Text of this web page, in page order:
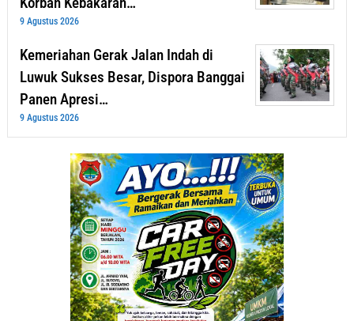
9 Agustus 2026
Kemeriahan Gerak Jalan Indah di
Luwuk Sukses Besar, Dispora Banggai
Panen Apresi…
9 Agustus 2026